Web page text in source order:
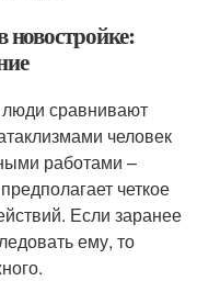
новостройке:
сравнивают
человек
работами –
четкое
Если заранее
ему, то